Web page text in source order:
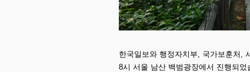
한국일보와 행정자치부, 국가보훈처,
8시 서울 남산 백범광장에서 진행되었